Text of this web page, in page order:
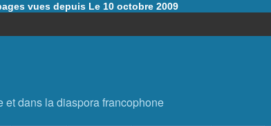
vues depuis Le 10 octobre 2009